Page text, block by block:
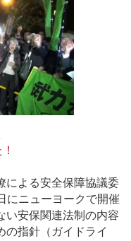
よる安全保障協議委
にニューヨークで開催
い安保関連法制の内容
の指針（ガイドライ